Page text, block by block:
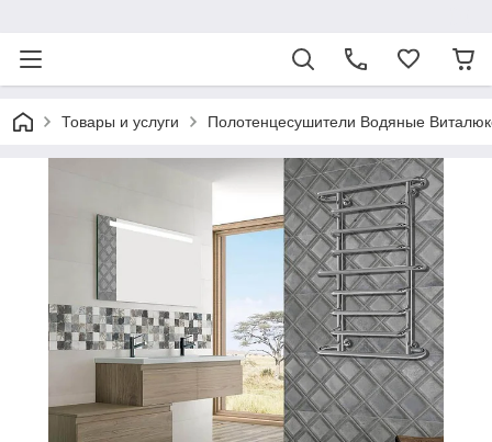
Товары и услуги Полотенцесушители Водяные